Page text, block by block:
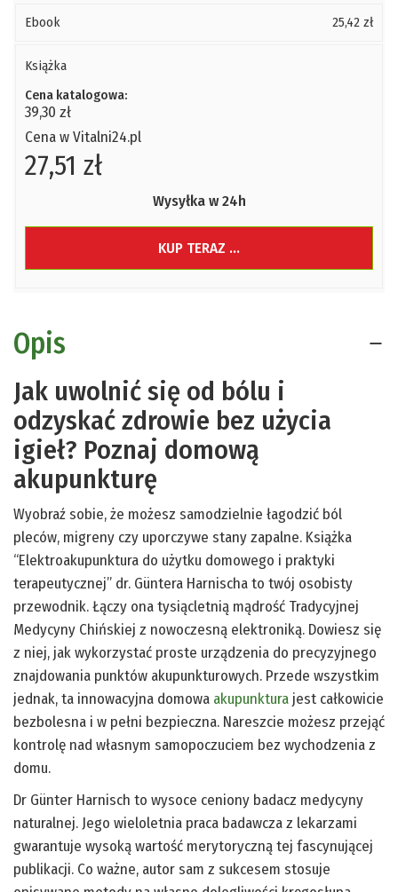
Ebook 25,42 zł
Książka
Cena katalogowa:
39,30 zł
Cena w Vitalni24.pl
27,51 zł
Wysyłka w 24h
KUP TERAZ ...
Opis
Jak uwolnić się od bólu i
odzyskać zdrowie bez użycia
igieł? Poznaj domową
akupunkturę
Wyobraź sobie, że możesz samodzielnie łagodzić ból
pleców, migreny czy uporczywe stany zapalne. Książka
“Elektroakupunktura do użytku domowego i praktyki
terapeutycznej” dr. Güntera Harnischa to twój osobisty
przewodnik. Łączy ona tysiącletnią mądrość Tradycyjnej
Medycyny Chińskiej z nowoczesną elektroniką. Dowiesz się
z niej, jak wykorzystać proste urządzenia do precyzyjnego
znajdowania punktów akupunkturowych. Przede wszystkim
jednak, ta innowacyjna domowa akupunktura jest całkowicie
bezbolesna i w pełni bezpieczna. Nareszcie możesz przejąć
kontrolę nad własnym samopoczuciem bez wychodzenia z
domu.
Dr Günter Harnisch to wysoce ceniony badacz medycyny
naturalnej. Jego wieloletnia praca badawcza z lekarzami
gwarantuje wysoką wartość merytoryczną tej fascynującej
publikacji. Co ważne, autor sam z sukcesem stosuje